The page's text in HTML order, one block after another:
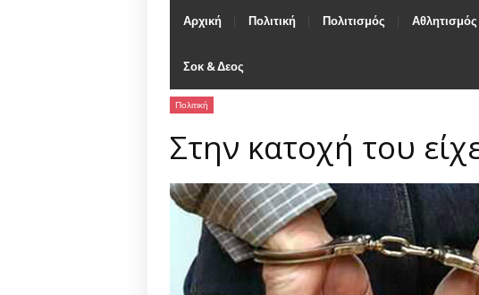
Αρχική Πολιτική Πολιτισμός Αθλητισμός
Σοκ & Δεος
Πολιτική
Στην κατοχή του